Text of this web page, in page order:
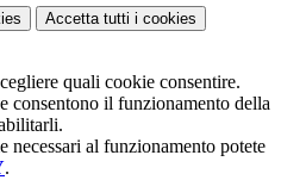
Accetta tutti i cookies
quali cookie consentire.
consentono il funzionamento della
necessari al funzionamento potete
.